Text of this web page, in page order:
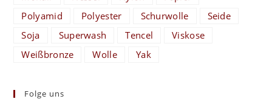
Polyamid
Polyester Schurwolle
Seide
Soja
Superwash Tencel
Viskose
Weißbronze
Wolle Yak
Folge uns